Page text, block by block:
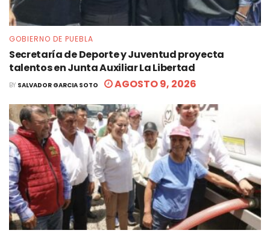
GOBIERNO DE PUEBLA
Secretaría de Deporte y Juventud proyecta
talentos en Junta Auxiliar La Libertad
BY SALVADOR GARCIA SOTO AGOSTO 9, 2026